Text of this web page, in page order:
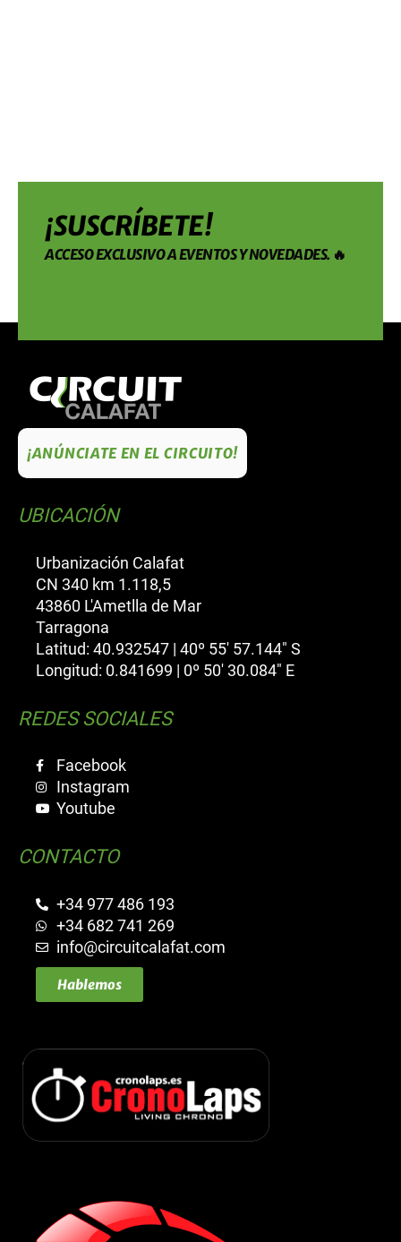
¡SUSCRÍBETE!
ACCESO EXCLUSIVO A EVENTOS Y NOVEDADES. 🔥
¡ANÚNCIATE EN EL CIRCUITO!
UBICACIÓN
Urbanización Calafat
CN 340 km 1.118,5
43860 L'Ametlla de Mar
Tarragona
Latitud: 40.932547 | 40º 55' 57.144" S
Longitud: 0.841699 | 0º 50' 30.084" E
REDES SOCIALES
Facebook
Instagram
Youtube
CONTACTO
+34 977 486 193
+34 682 741 269
info@circuitcalafat.com
Hablemos